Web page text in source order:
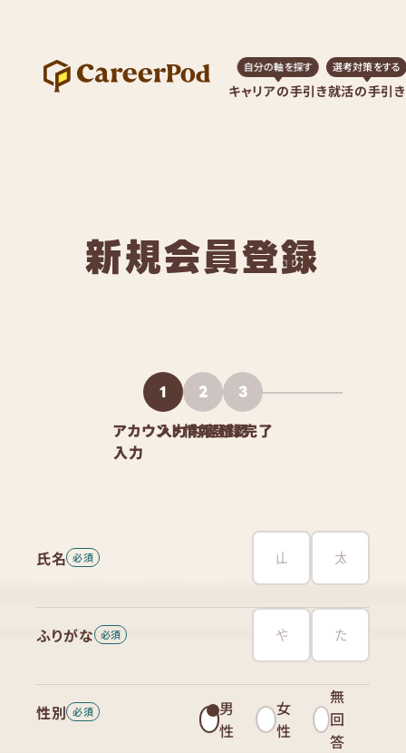
キャリアの手引き
自分の軸を探す
就活の手引き
選考対策をする
新規会員登録
1
アカウント情報
入力
2
入力内容確認
3
登録完了
氏名
ふりがな
性別
男
性
女
性
無
回
答